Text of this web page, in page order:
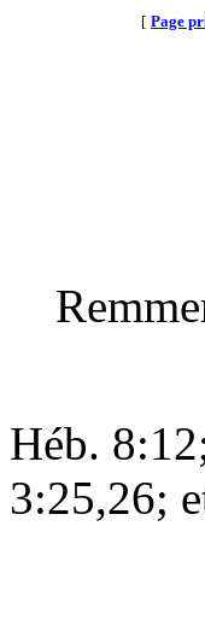
[ Page
Héb.
3:25,26;